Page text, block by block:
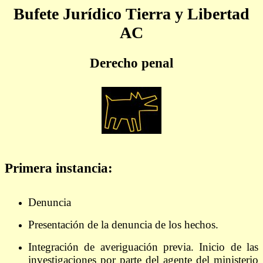
Bufete Jurídico Tierra y Libertad
AC
Derecho penal
Primera instancia:
Denuncia
Presentación de la denuncia de los hechos.
Integración de averiguación previa. Inicio de las
investigaciones por parte del agente del ministerio